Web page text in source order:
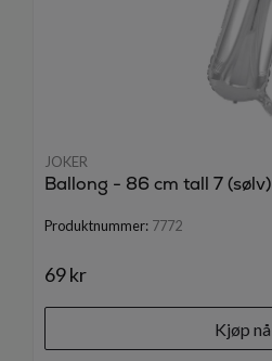
JOKER
Ballong - 86 cm tall 7 (sølv)
Produktnummer: 7772
69 kr
Kjøp nå